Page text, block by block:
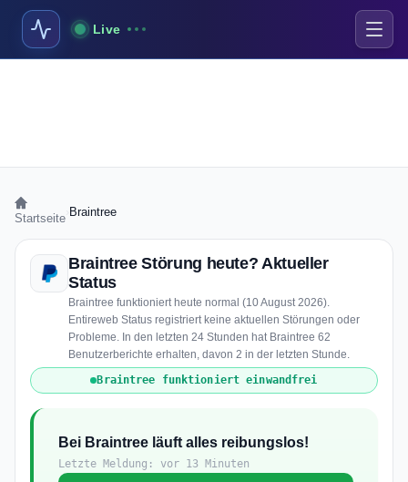
Live
Startseite Braintree
Braintree Störung heute? Aktueller
Status
Braintree funktioniert heute normal (10 August 2026).
Entireweb Status registriert keine aktuellen Störungen oder
Probleme. In den letzten 24 Stunden hat Braintree 62
Benutzerberichte erhalten, davon 2 in der letzten Stunde.
Braintree funktioniert einwandfrei
Bei Braintree läuft alles reibungslos!
Letzte Meldung: vor 13 Minuten